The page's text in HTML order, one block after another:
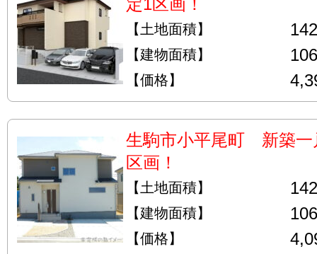
定1区画！
【土地面積】
【建物面積】
【価格】
生駒市小平尾町 新築
区画！
【土地面積】
【建物面積】
【価格】